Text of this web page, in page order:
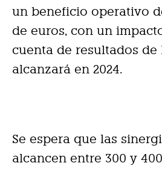
un beneficio operativo
de euros, con un
cuenta de resultados de
alcanzará en 2024.
Se espera que las
alcancen entre 300 y